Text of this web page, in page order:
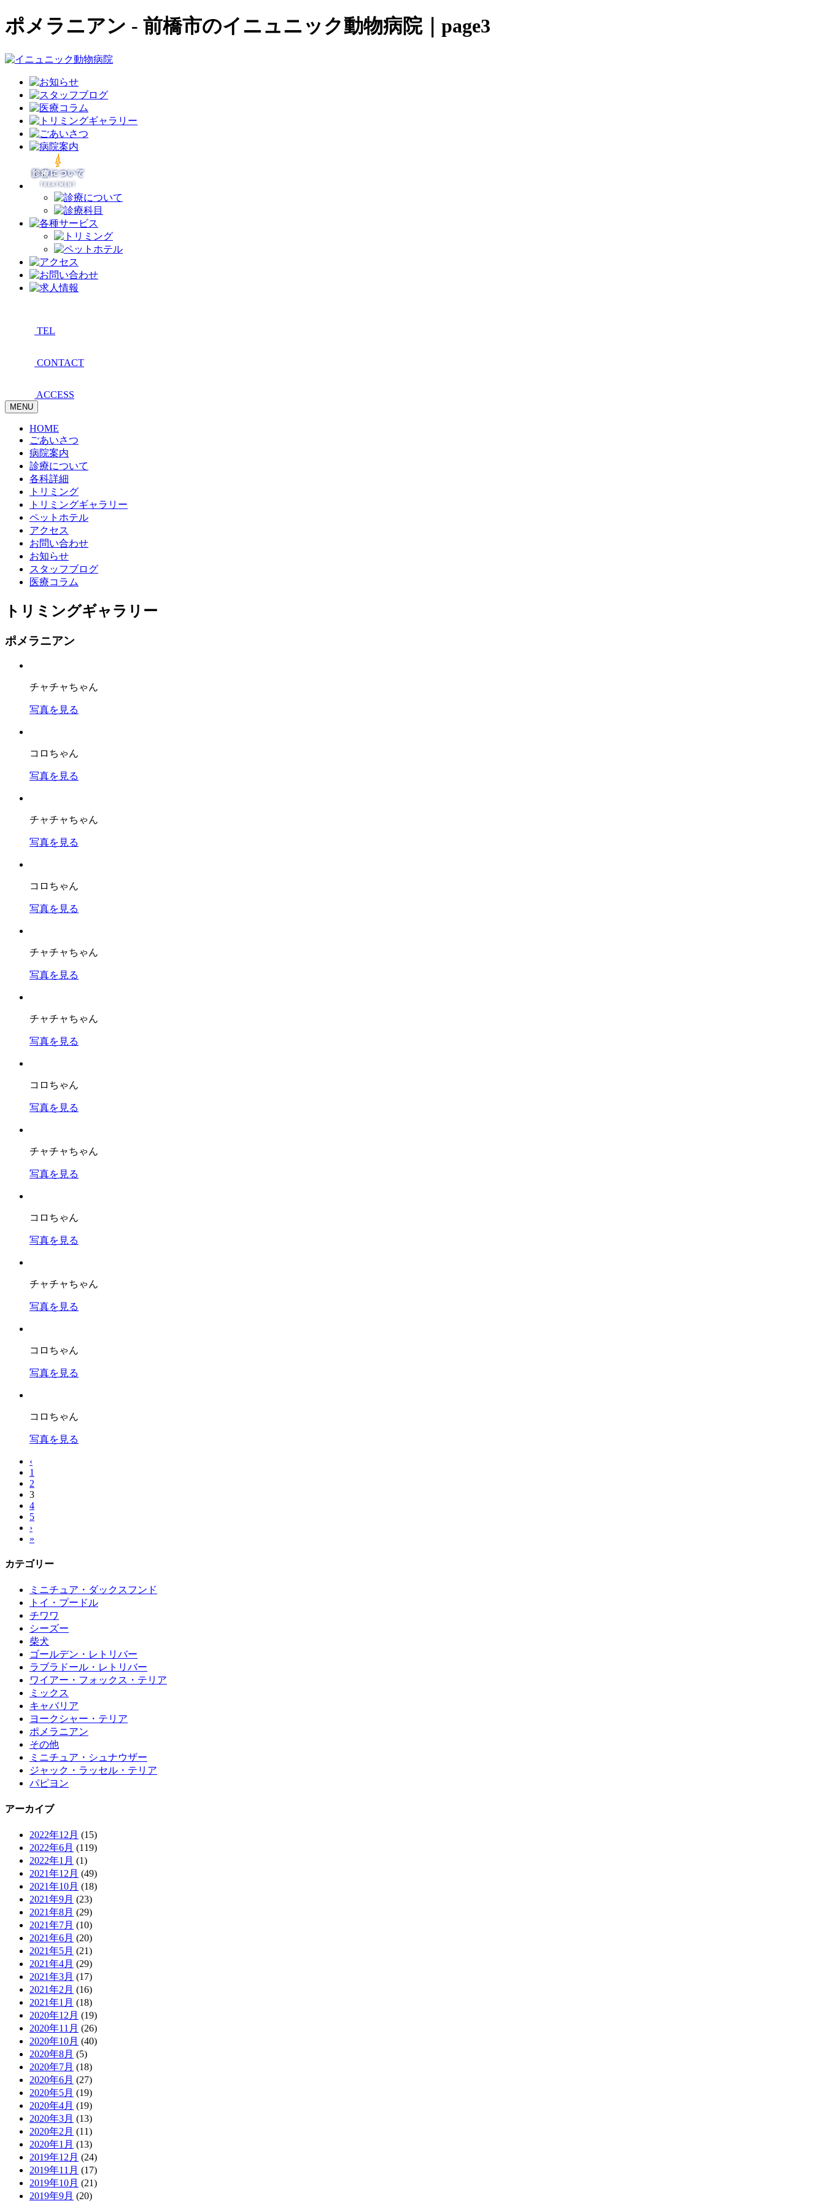
ポメラニアン - 前橋市のイニュニック動物病院｜page3
TEL
CONTACT
ACCESS
MENU
HOME
ごあいさつ
病院案内
診療について
各科詳細
トリミング
トリミングギャラリー
ペットホテル
アクセス
お問い合わせ
お知らせ
スタッフブログ
医療コラム
トリミングギャラリー
ポメラニアン
チャチャちゃん
写真を見る
コロちゃん
写真を見る
チャチャちゃん
写真を見る
コロちゃん
写真を見る
チャチャちゃん
写真を見る
チャチャちゃん
写真を見る
コロちゃん
写真を見る
チャチャちゃん
写真を見る
コロちゃん
写真を見る
チャチャちゃん
写真を見る
コロちゃん
写真を見る
コロちゃん
写真を見る
‹
1
2
3
4
5
›
»
カテゴリー
ミニチュア・ダックスフンド
トイ・プードル
チワワ
シーズー
柴犬
ゴールデン・レトリバー
ラブラドール・レトリバー
ワイアー・フォックス・テリア
ミックス
キャバリア
ヨークシャー・テリア
ポメラニアン
その他
ミニチュア・シュナウザー
ジャック・ラッセル・テリア
パピヨン
アーカイブ
2022年12月 (15)
2022年6月 (119)
2022年1月 (1)
2021年12月 (49)
2021年10月 (18)
2021年9月 (23)
2021年8月 (29)
2021年7月 (10)
2021年6月 (20)
2021年5月 (21)
2021年4月 (29)
2021年3月 (17)
2021年2月 (16)
2021年1月 (18)
2020年12月 (19)
2020年11月 (26)
2020年10月 (40)
2020年8月 (5)
2020年7月 (18)
2020年6月 (27)
2020年5月 (19)
2020年4月 (19)
2020年3月 (13)
2020年2月 (11)
2020年1月 (13)
2019年12月 (24)
2019年11月 (17)
2019年10月 (21)
2019年9月 (20)